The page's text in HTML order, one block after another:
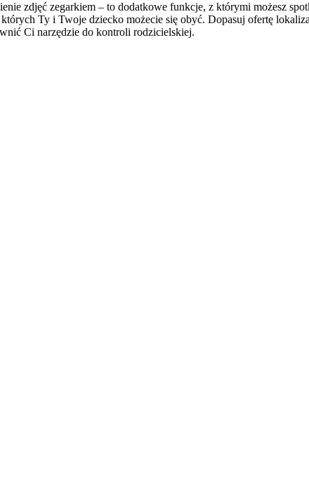
zdjęć zegarkiem – to dodatkowe funkcje, z którymi możesz
Ty i Twoje dziecko możecie się obyć. Dopasuj ofertę
Ci narzędzie do kontroli rodzicielskiej.